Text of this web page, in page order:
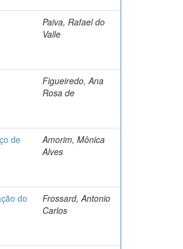
Paiva, Rafael do
Valle
Figueiredo, Ana
Rosa de
de
Amorim, Mônica
Alves
do
Frossard, Antonio
Carlos